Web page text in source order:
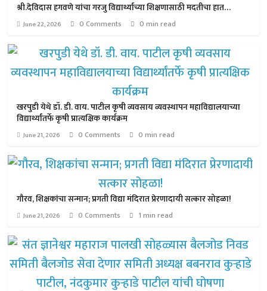
श्री.देविदास हगवणे यांचा गरजु विद्यार्थ्यांच्या शिक्षणासाठी मदतीचा हात…
June 22, 2026 0 Comments 0 min read
खरपुडी येथे डॉ. डी. वाय. पाटील कृषी व्यवसाय व्यवस्थापन महाविद्यालयाच्या
विद्यार्थ्यांतर्फे कृषी प्रात्यक्षिक कार्यक्रम
June 21, 2026 0 Comments 0 min read
गौरव, शिक्षकांचा सन्मान; प्रगती विद्या मंदिरात प्रेरणादायी सत्कार सोहळा!
June 21, 2026 0 Comments 1 min read